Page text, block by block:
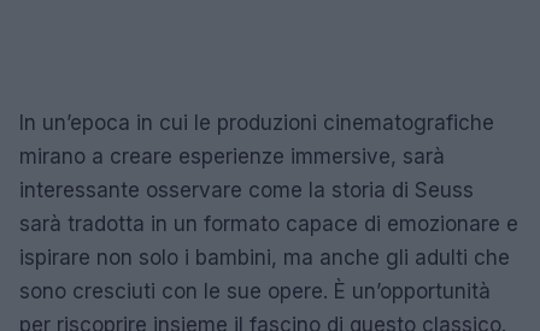
In un’epoca in cui le produzioni cinematografiche
mirano a creare esperienze immersive, sarà
interessante osservare come la storia di Seuss
sarà tradotta in un formato capace di emozionare e
ispirare non solo i bambini, ma anche gli adulti che
sono cresciuti con le sue opere. È un’opportunità
per riscoprire insieme il fascino di questo classico.